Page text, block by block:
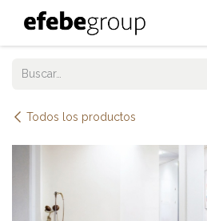
Ir al contenido
Todos los productos